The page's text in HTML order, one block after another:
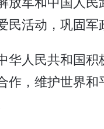
民活动，巩固军
人民共和国积
作，维护世界和